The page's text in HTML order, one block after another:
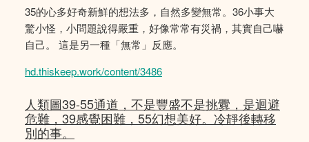
35的心多好奇新鮮的想法多，自然多變無常。36小事大
驚小怪，小問題說得嚴重，好像常常有災禍，其實自己嚇
自己。 這是另一種「無常」反應。
hd.thiskeep.work/content/3486
人類圖39-55通道，不是豐盛不是挑釁，是迴避
危難，39感覺困難，55幻想美好。冷靜後轉移
別的事。